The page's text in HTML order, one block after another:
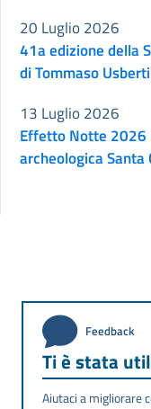
41a edizione della
di Tommaso Usberti
20 Luglio 2026
Effetto Notte 2026
archeologica Santa
13 Luglio 2026
Feedback
Ti è stata
Aiutaci a migliorare